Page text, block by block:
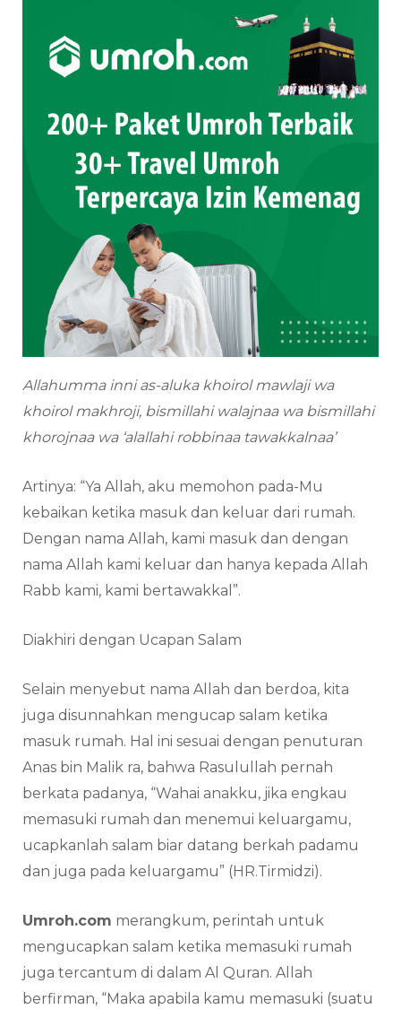
Allahumma inni as-aluka khoirol mawlaji wa
khoirol makhroji, bismillahi walajnaa wa bismillahi
khorojnaa wa ‘alallahi robbinaa tawakkalnaa’
Artinya: “Ya Allah, aku memohon pada-Mu
kebaikan ketika masuk dan keluar dari rumah.
Dengan nama Allah, kami masuk dan dengan
nama Allah kami keluar dan hanya kepada Allah
Rabb kami, kami bertawakkal”.
Diakhiri dengan Ucapan Salam
Selain menyebut nama Allah dan berdoa, kita
juga disunnahkan mengucap salam ketika
masuk rumah. Hal ini sesuai dengan penuturan
Anas bin Malik ra, bahwa Rasulullah pernah
berkata padanya, “Wahai anakku, jika engkau
memasuki rumah dan menemui keluargamu,
ucapkanlah salam biar datang berkah padamu
dan juga pada keluargamu” (HR.Tirmidzi).
Umroh.com merangkum, perintah untuk
mengucapkan salam ketika memasuki rumah
juga tercantum di dalam Al Quran. Allah
berfirman, “Maka apabila kamu memasuki (suatu